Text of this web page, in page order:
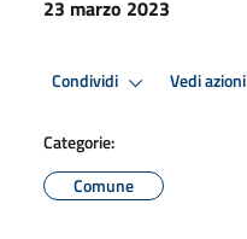
23 marzo 2023
Condividi Vedi azioni
Categorie:
Comune